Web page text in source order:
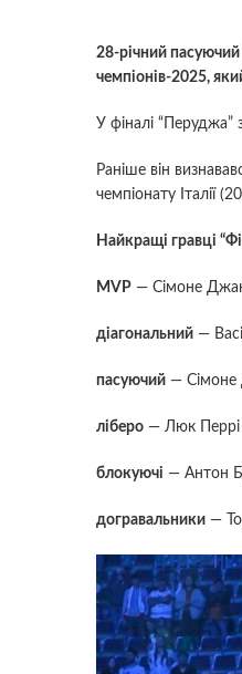
28-річний
чемпіонів-2025,
У фіналі “Перуджа”
Раніше він
чемпіонату Італії
Найкращі гравці
MVP — Сімоне
діагональний —
пасуючий — Сімоне
ліберо — Люк Перрі
блокуючі — Антон
догравальники —